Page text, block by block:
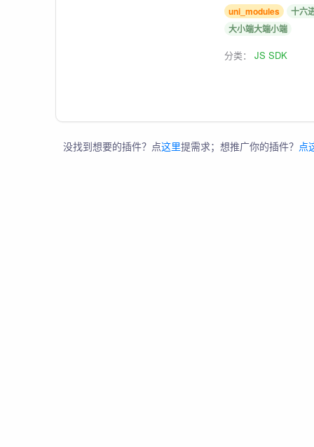
uni_modules
十六
大小端大端小端
分类：JS SDK
没找到想要的插件？点这里提需求；想推广你的插件？ 点